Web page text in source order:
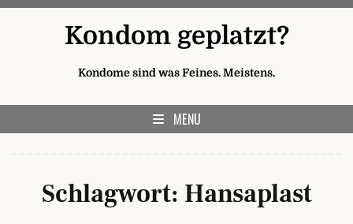
Kondom geplatzt?
Kondome sind was Feines. Meistens.
MENU
Schlagwort: Hansaplast